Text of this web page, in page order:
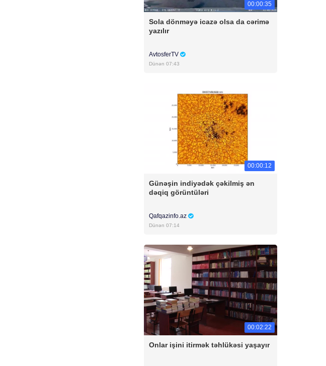
00:00:35
Sola dönməyə icazə olsa da cərimə
yazılır
AvtosferTV
Dünən 07:43
00:00:12
Günəşin indiyədək çəkilmiş ən
dəqiq görüntüləri
Qafqazinfo.az
Dünən 07:14
00:02:22
Onlar işini itirmək təhlükəsi yaşayır